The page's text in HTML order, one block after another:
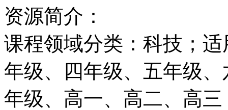
资源简介：
课程领域分类：科技；
年级、四年级、五年级
年级、高一、高二、高